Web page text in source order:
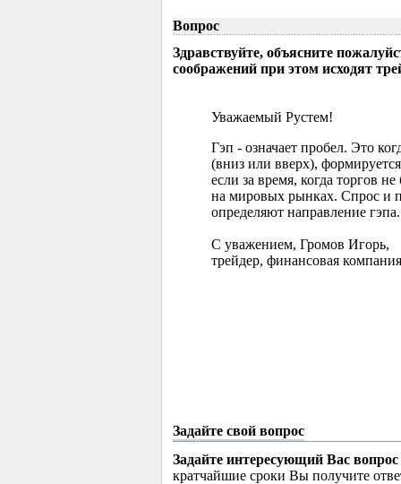
Вопрос
Здравствуйте, объясните
соображений при этом исходят
Уважаемый Рустем!
Гэп - означает пробел. Это
(вниз или вверх),
если за время, когда торгов
на мировых рынках. Спрос и
определяют направление гэпа.
С уважением, Громов Игорь,
трейдер, финансовая
Задайте свой вопрос
Задайте интересующий Вас вопрос
кратчайшие сроки Вы получите